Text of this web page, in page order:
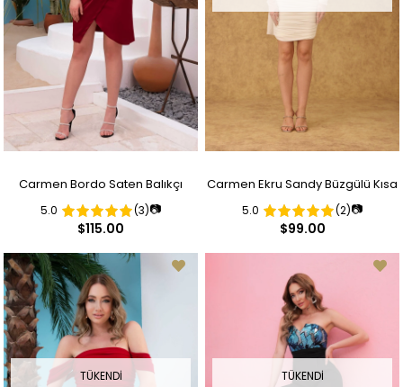
Carmen Bordo Saten Balıkçı
Yaka Kısa Abiye Elbise
5.0 (3)📷
$115.00
Carmen Ekru Sandy Büzgülü Kısa
Nikah Abiye Elbise
5.0 (2)📷
$99.00
TÜKENDI TÜKENDI